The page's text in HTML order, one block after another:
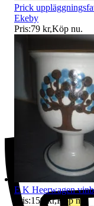
Ersättning om
Prick
Ekeby
Pris:79 kr,Köp nu.
E K Heerwagen
Pris:159 kr,Köp nu